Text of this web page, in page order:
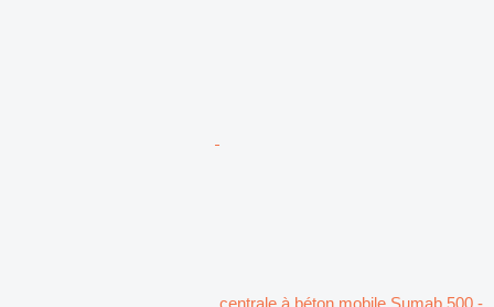
centrale à béton mobile Sumab 500 -